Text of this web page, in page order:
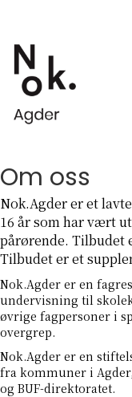
Om oss
Nok.Agder er et
16 år som har vært
pårørende. Tilbudet
Tilbudet er et
Nok.Agder er en
undervisning til
øvrige fagpersoner i
overgrep.
Nok.Agder er en
fra kommuner i
og BUF-direktoratet.